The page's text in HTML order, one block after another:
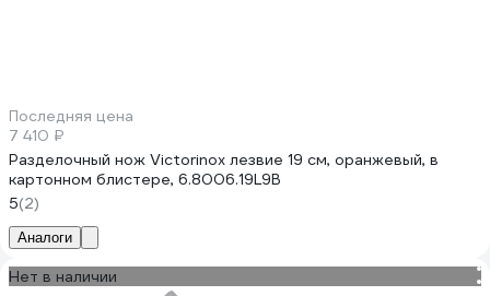
Последняя цена
7 410 ₽
Разделочный нож Victorinox лезвие 19 см, оранжевый, в
картонном блистере, 6.8006.19L9B
5(2)
Аналоги
Нет в наличии